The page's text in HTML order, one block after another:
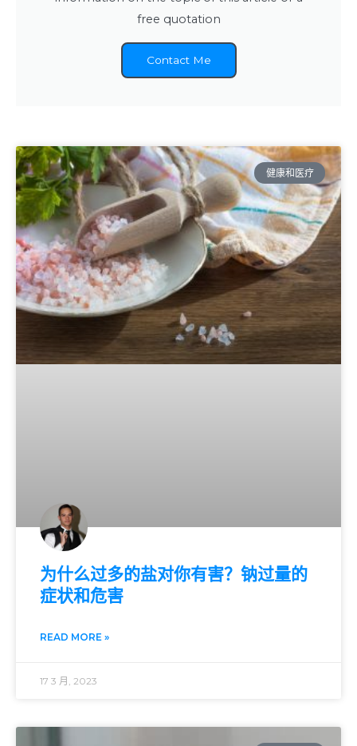
free quotation
Contact Me
健康和医疗
为什么过多的盐对你有害？钠过量的
症状和危害
READ MORE »
17 3 月, 2023